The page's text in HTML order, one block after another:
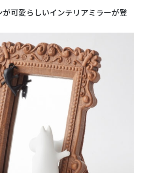
可愛らしいインテリアミラーが登